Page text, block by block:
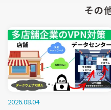
その
2026.08.04